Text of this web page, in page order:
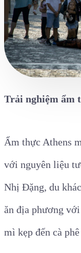
Trải nghiệm ẩm
Ẩm thực Athens
với nguyên liệu
Nhị Đặng, du
ăn địa phương
mì kẹp đến cà